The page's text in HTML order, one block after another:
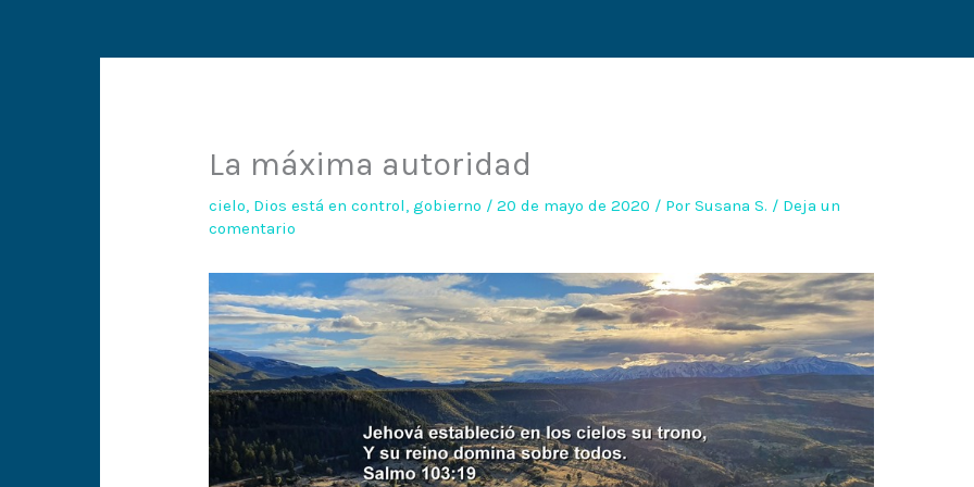
La máxima autoridad
cielo, Dios está en control,gobierno /20 de mayo de 2020 / PorSusana S. / Deja un
comentario